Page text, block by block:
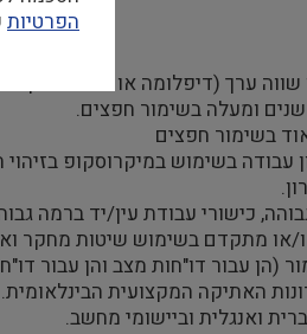
עבודה בשימוש במיקרוסקופ
הפרטיות